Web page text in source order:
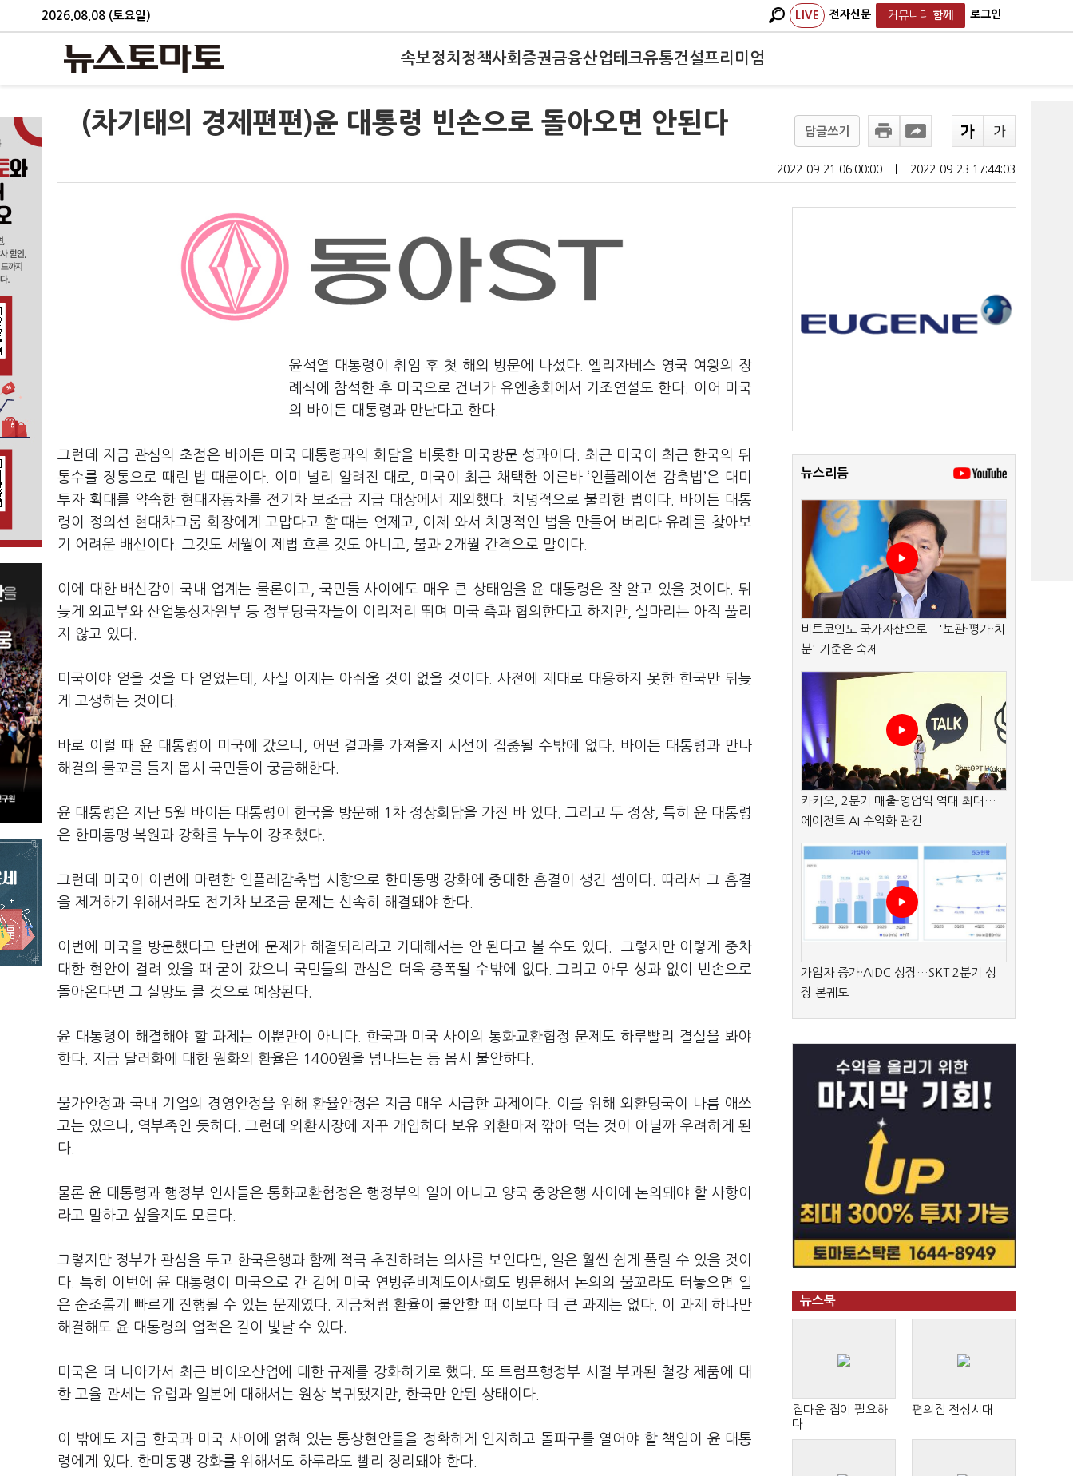
2026.08.08 (토요일) LIVE 전자신문 커뮤니티 함께 로그인
속보정치 정책사회 증권금융산업테크유통건설프리미엄
(차기태의 경제편편)윤 대통령 빈손으로 돌아오면 안된다 답글쓰기
2022-09-21 06:00:00 2022-09-23 17:44:03
윤석열 대통령이 취임 후 첫 해외 방문에 나섰다. 엘리자베스 영국 여왕의 장
례식에 참석한 후 미국으로 건너가 유엔총회에서 기조연설도 한다. 이어 미국
의 바이든 대통령과 만난다고 한다.
그런데 지금 관심의 초점은 바이든 미국 대통령과의 회담을 비롯한 미국방문 성과이다. 최근 미국이 최근 한국의 뒤
통수를 정통으로 때린 법 때문이다. 이미 널리 알려진 대로, 미국이 최근 채택한 이른바 ‘인플레이션 감축법’은 대미
투자 확대를 약속한 현대자동차를 전기차 보조금 지급 대상에서 제외했다. 치명적으로 불리한 법이다. 바이든 대통
령이 정의선 현대차그룹 회장에게 고맙다고 할 때는 언제고, 이제 와서 치명적인 법을 만들어 버리다 유례를 찾아보
기 어려운 배신이다. 그것도 세월이 제법 흐른 것도 아니고, 불과 2개월 간격으로 말이다.
이에 대한 배신감이 국내 업계는 물론이고, 국민들 사이에도 매우 큰 상태임을 윤 대통령은 잘 알고 있을 것이다. 뒤
늦게 외교부와 산업통상자원부 등 정부당국자들이 이리저리 뛰며 미국 측과 협의한다고 하지만, 실마리는 아직 풀리
지 않고 있다.
미국이야 얻을 것을 다 얻었는데, 사실 이제는 아쉬울 것이 없을 것이다. 사전에 제대로 대응하지 못한 한국만 뒤늦
게 고생하는 것이다.
바로 이럴 때 윤 대통령이 미국에 갔으니, 어떤 결과를 가져올지 시선이 집중될 수밖에 없다. 바이든 대통령과 만나
해결의 물꼬를 틀지 몹시 국민들이 궁금해한다.
윤 대통령은 지난 5월 바이든 대통령이 한국을 방문해 1차 정상회담을 가진 바 있다. 그리고 두 정상, 특히 윤 대통령
은 한미동맹 복원과 강화를 누누이 강조했다.
그런데 미국이 이번에 마련한 인플레감축법 시향으로 한미동맹 강화에 중대한 흠결이 생긴 셈이다. 따라서 그 흠결
을 제거하기 위해서라도 전기차 보조금 문제는 신속히 해결돼야 한다.
이번에 미국을 방문했다고 단번에 문제가 해결되리라고 기대해서는 안 된다고 볼 수도 있다. 그렇지만 이렇게 중차
대한 현안이 걸려 있을 때 굳이 갔으니 국민들의 관심은 더욱 증폭될 수밖에 없다. 그리고 아무 성과 없이 빈손으로
돌아온다면 그 실망도 클 것으로 예상된다.
윤 대통령이 해결해야 할 과제는 이뿐만이 아니다. 한국과 미국 사이의 통화교환협정 문제도 하루빨리 결실을 봐야
한다. 지금 달러화에 대한 원화의 환율은 1400원을 넘나드는 등 몹시 불안하다.
물가안정과 국내 기업의 경영안정을 위해 환율안정은 지금 매우 시급한 과제이다. 이를 위해 외환당국이 나름 애쓰
고는 있으나, 역부족인 듯하다. 그런데 외환시장에 자꾸 개입하다 보유 외환마저 깎아 먹는 것이 아닐까 우려하게 된
다.
물론 윤 대통령과 행정부 인사들은 통화교환협정은 행정부의 일이 아니고 양국 중앙은행 사이에 논의돼야 할 사항이
라고 말하고 싶을지도 모른다.
그렇지만 정부가 관심을 두고 한국은행과 함께 적극 추진하려는 의사를 보인다면, 일은 훨씬 쉽게 풀릴 수 있을 것이
다. 특히 이번에 윤 대통령이 미국으로 간 김에 미국 연방준비제도이사회도 방문해서 논의의 물꼬라도 터놓으면 일
은 순조롭게 빠르게 진행될 수 있는 문제였다. 지금처럼 환율이 불안할 때 이보다 더 큰 과제는 없다. 이 과제 하나만
해결해도 윤 대통령의 업적은 길이 빛날 수 있다.
미국은 더 나아가서 최근 바이오산업에 대한 규제를 강화하기로 했다. 또 트럼프행정부 시절 부과된 철강 제품에 대
한 고율 관세는 유럽과 일본에 대해서는 원상 복귀됐지만, 한국만 안된 상태이다.
이 밖에도 지금 한국과 미국 사이에 얽혀 있는 통상현안들을 정확하게 인지하고 돌파구를 열어야 할 책임이 윤 대통
령에게 있다. 한미동맹 강화를 위해서도 하루라도 빨리 정리돼야 한다.
뉴스리듬
비트코인도 국가자산으로…'보관·평가·처
분' 기준은 숙제
카카오, 2분기 매출·영업익 역대 최대…
에이전트 AI 수익화 관건
가입자 증가·AIDC 성장…SKT 2분기 성
장 본궤도
뉴스북
집다운 집이 필요하
다
편의점 전성시대